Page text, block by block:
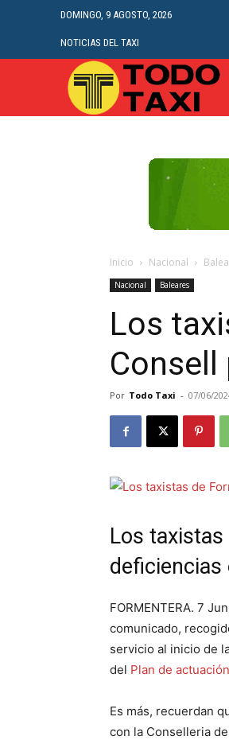
DOMINGO, 9 AGOSTO, 2026
NOTICIAS DEL TAXI
Inicio Nacional
Nacional Baleares
Los
Consell
Por Todo Taxi - 07/06/
Los
deficiencias
FORMENTERA. 7
comunicado,
servicio al inicio de
del Plan de
Es más, recuerdan
con la Conselleria